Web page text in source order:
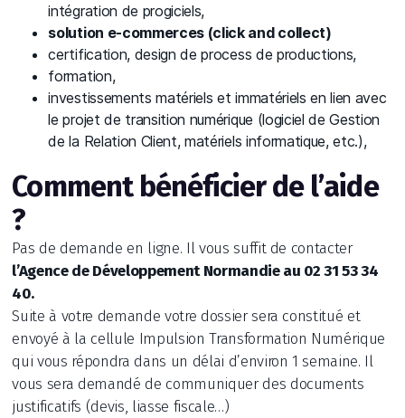
intégration de progiciels,
solution e-commerces (click and collect)
certification, design de process de productions,
formation,
investissements matériels et immatériels en lien avec
le projet de transition numérique (logiciel de Gestion
de la Relation Client, matériels informatique, etc.),
Comment bénéficier de l’aide
?
Pas de demande en ligne. Il vous suffit de contacter
l’Agence de Développement Normandie au 02 31 53 34
40.
Suite à votre demande votre dossier sera constitué et
envoyé à la cellule Impulsion Transformation Numérique
qui vous répondra dans un délai d’environ 1 semaine. Il
vous sera demandé de communiquer des documents
justificatifs (devis, liasse fiscale…)